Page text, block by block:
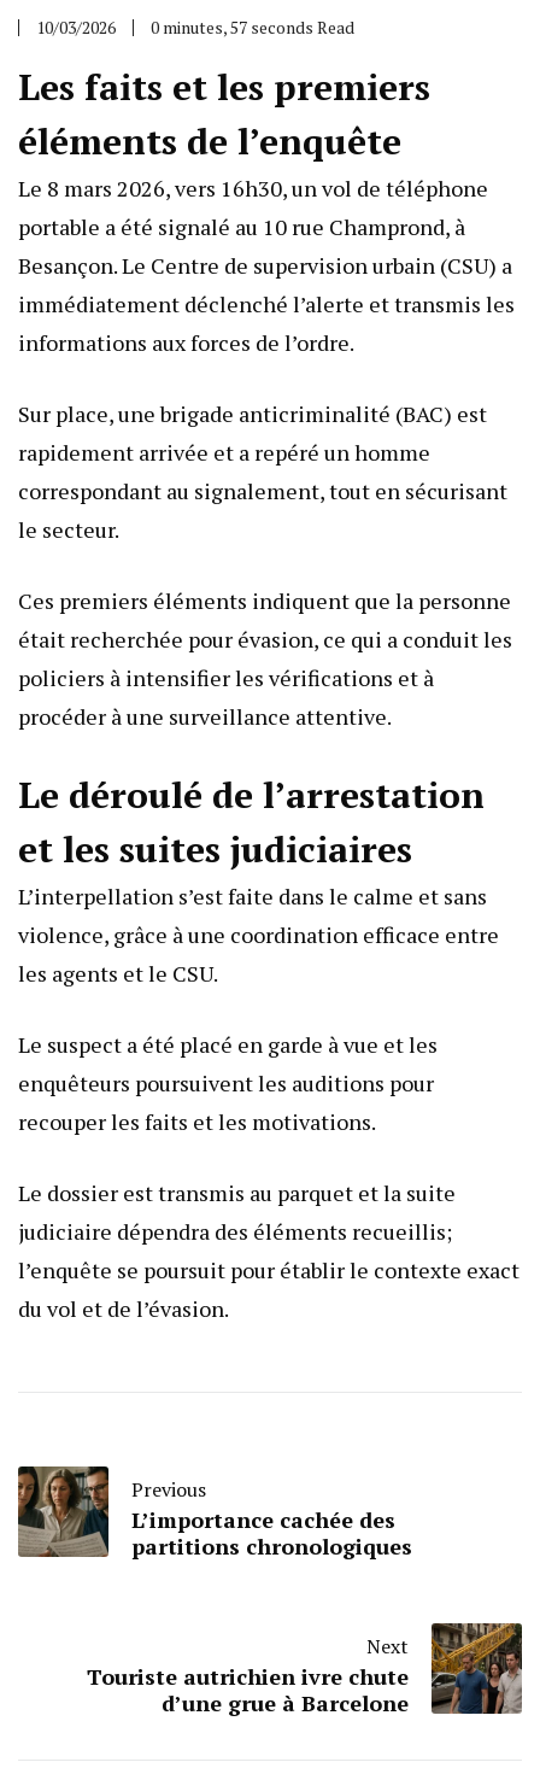
10/03/2026 0 minutes, 57 seconds Read
Les faits et les premiers
éléments de l’enquête
Le 8 mars 2026, vers 16h30, un vol de téléphone
portable a été signalé au 10 rue Champrond, à
Besançon. Le Centre de supervision urbain (CSU) a
immédiatement déclenché l’alerte et transmis les
informations aux forces de l’ordre.
Sur place, une brigade anticriminalité (BAC) est
rapidement arrivée et a repéré un homme
correspondant au signalement, tout en sécurisant
le secteur.
Ces premiers éléments indiquent que la personne
était recherchée pour évasion, ce qui a conduit les
policiers à intensifier les vérifications et à
procéder à une surveillance attentive.
Le déroulé de l’arrestation
et les suites judiciaires
L’interpellation s’est faite dans le calme et sans
violence, grâce à une coordination efficace entre
les agents et le CSU.
Le suspect a été placé en garde à vue et les
enquêteurs poursuivent les auditions pour
recouper les faits et les motivations.
Le dossier est transmis au parquet et la suite
judiciaire dépendra des éléments recueillis;
l’enquête se poursuit pour établir le contexte exact
du vol et de l’évasion.
Previous
L’importance cachée des
partitions chronologiques
Next
Touriste autrichien ivre chute
d’une grue à Barcelone